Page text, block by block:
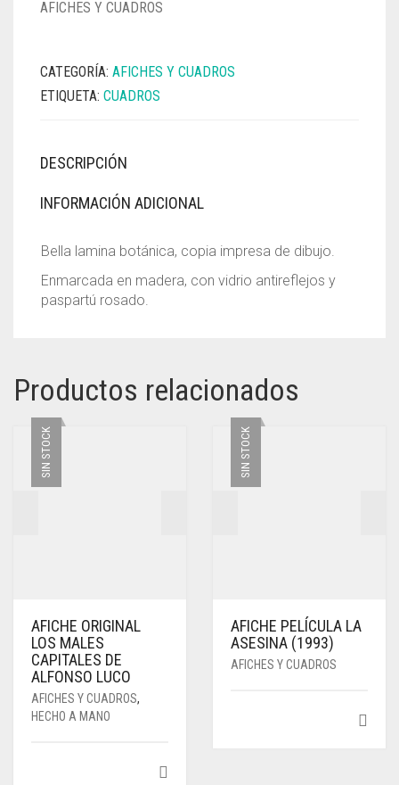
AFICHES Y CUADROS
CATEGORÍA: AFICHES Y CUADROS
ETIQUETA: CUADROS
DESCRIPCIÓN
INFORMACIÓN ADICIONAL
Bella lamina botánica, copia impresa de dibujo.
Enmarcada en madera, con vidrio antireflejos y
paspartú rosado.
Productos relacionados
SIN STOCK
AFICHE ORIGINAL
LOS MALES
CAPITALES DE
ALFONSO LUCO
AFICHES Y CUADROS,
HECHO A MANO
SIN STOCK
AFICHE PELÍCULA LA
ASESINA (1993)
AFICHES Y CUADROS